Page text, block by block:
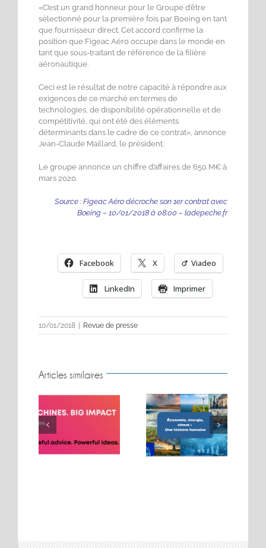
«C’est un grand honneur pour le Groupe d’être
sélectionné pour la première fois par Boeing en tant
que fournisseur direct. Cet accord confirme la
position que Figeac Aéro occupe dans le monde en
tant que sous-traitant de référence de la filière
aéronautique.
Ceci est le résultat de notre capacité à répondre aux
exigences de ce marché en termes de
technologies, de disponibilité opérationnelle et de
compétitivité, qui ont été des éléments
déterminants dans le cadre de ce contrat», annonce
Jean-Claude Maillard, le président.
Le groupe annonce un chiffre d’affaires de 650 M€ à
mars 2020.
Source : Figeac Aéro décroche son 1er contrat avec
Boeing – 10/01/2018 à 08:00 – ladepeche.fr
Facebook X Viadeo
LinkedIn Imprimer
10/01/2018 | Revue de presse
Articles similaires